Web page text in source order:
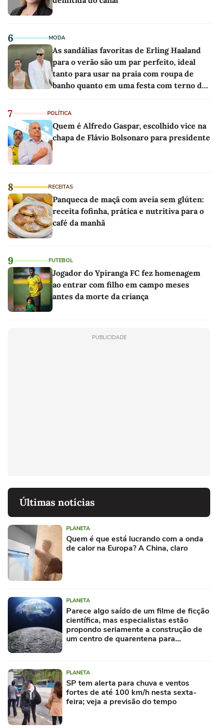
6 MODA
As sandálias favoritas de Erling Haaland
para o verão são um par perfeito, ideal
tanto para usar na praia com roupa de
banho quanto em uma festa com terno de
7 POLÍTICA
Quem é Alfredo Gaspar, escolhido vice na
chapa de Flávio Bolsonaro para presidente
8 RECEITAS
Panqueca de maçã com aveia sem glúten:
receita fofinha, prática e nutritiva para o
café da manhã
9 FUTEBOL
Jogador do Ypiranga FC fez homenagem
ao entrar com filho em campo meses
antes da morte da criança
PUBLICIDADE
Últimas notícias
PLANETA
Quem é que está lucrando com a onda
de calor na Europa? A China, claro
PLANETA
Parece algo saído de um filme de ficção
científica, mas especialistas estão
propondo seriamente a construção de
um centro de quarentena para
PLANETA
SP tem alerta para chuva e ventos
fortes de até 100 km/h nesta sexta-
feira; veja a previsão do tempo